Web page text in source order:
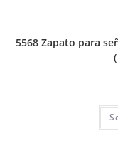
5568 Zapato para